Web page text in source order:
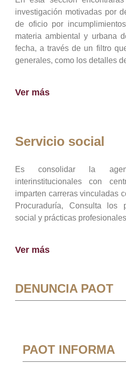
investigación motivadas por
de oficio por
materia ambiental y urbana
fecha, a través de un filtro
generales, como los detalles
Ver más
Servicio social
Es consolidar la
interinstitucionales con
imparten carreras vinculadas
Procuraduría, Consulta los
social y prácticas
Ver más
DENUNCIA PAOT
PAOT INFORMA